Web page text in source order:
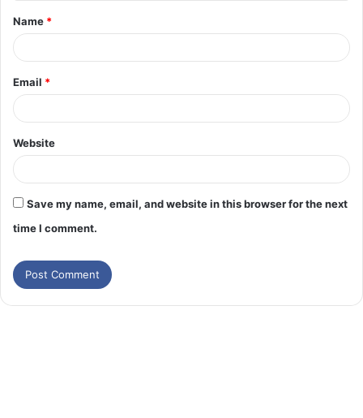
Name *
Email *
Website
Save my name, email, and website in this browser for the next
time I comment.